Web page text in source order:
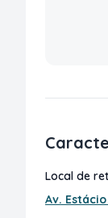
Local de
Av.